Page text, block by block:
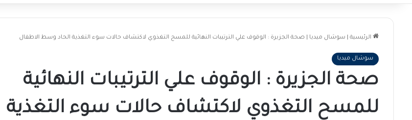
الرئيسية سوشال ميديا صحة الجزيرة : الوقوف علي الترتيبات النهائية للمسح التغذوي لاكتشاف حالات سوء التغذية الحاد وسط الاطفال
سوشال ميديا
صحة الجزيرة : الوقوف علي الترتيبات النهائية
للمسح التغذوي لاكتشاف حالات سوء التغذية